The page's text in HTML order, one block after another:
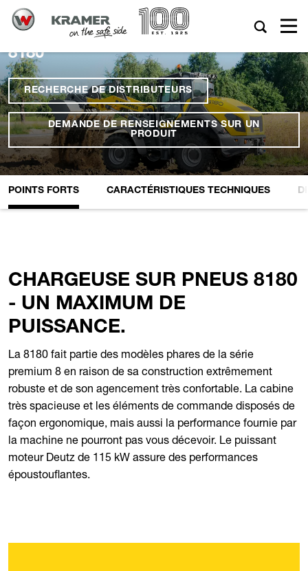
8180
RECHERCHE DE DISTRIBUTEURS
DEMANDE DE RENSEIGNEMENTS SUR UN
PRODUIT
POINTS FORTS CARACTÉRISTIQUES TECHNIQUES
CHARGEUSE SUR PNEUS 8180
- UN MAXIMUM DE
PUISSANCE.
La 8180 fait partie des modèles phares de la série
premium 8 en raison de sa construction extrêmement
robuste et de son agencement très confortable. La cabine
très spacieuse et les éléments de commande disposés de
façon ergonomique, mais aussi la performance fournie par
la machine ne pourront pas vous décevoir. Le puissant
moteur Deutz de 115 kW assure des performances
époustouflantes.